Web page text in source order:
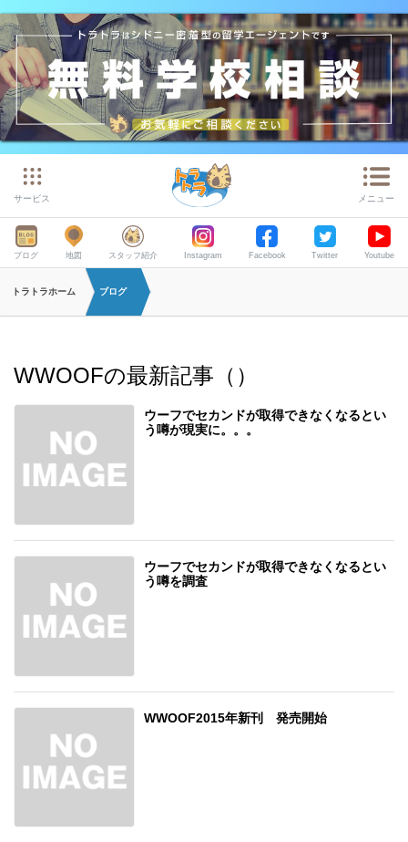
サービス メニュー
ブログ 地図 スタッフ紹介 Instagram Facebook Twitter Youtube
トラトラホーム ブログ
WWOOFの最新記事（）
ウーフでセカンドが取得できなくなるとい
う噂が現実に。。。
ウーフでセカンドが取得できなくなるとい
う噂を調査
WWOOF2015年新刊 発売開始